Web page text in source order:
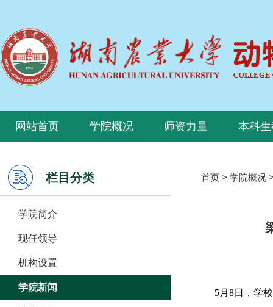
网站首页 学院概况 师资力量 本科
栏目分类
学院简介
现任领导
机构设置
学院新闻
首页 > 学院概况
5月8日，学